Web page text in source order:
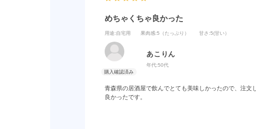
めちゃくちゃ良かった
用途:自宅用 果肉感:5（たっぷり） 甘さ :5(甘い）
あこりん
年代:50代
青森県の居酒屋で飲んでとても美味しかったので、注
良かったです。